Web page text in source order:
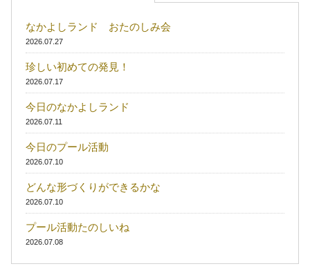
なかよしランド おたのしみ会
2026.07.27
珍しい初めての発見！
2026.07.17
今日のなかよしランド
2026.07.11
今日のプール活動
2026.07.10
どんな形づくりができるかな
2026.07.10
プール活動たのしいね
2026.07.08